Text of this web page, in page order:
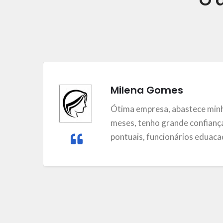
Milena Gomes
Ótima empresa, abastece
meses, tenho grande
pontuais, funcionários